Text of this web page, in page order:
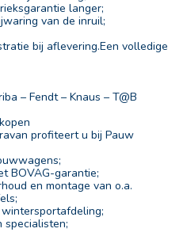
langer;
van de inruil;
bij aflevering.Een volledige
– Fendt – Knaus – T@B
profiteert u bij Pauw
BOVAG-garantie;
en montage van o.a.
specialisten;